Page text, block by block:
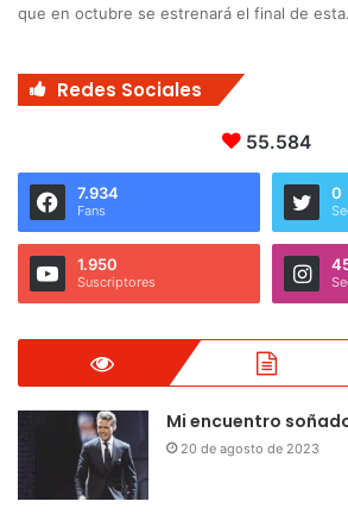
que en octubre se estrenará el final de
Redes Sociales
55.584
7.934
Fans
0
1.950
Suscriptores
Mi encuentro
20 de agosto de 2023